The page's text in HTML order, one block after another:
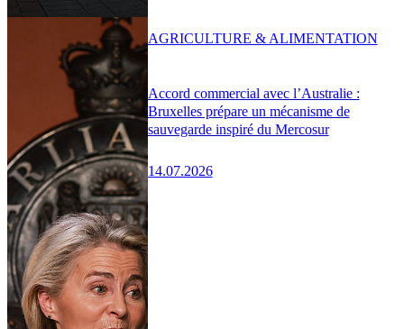
Accord commercial avec l’Australie :
Bruxelles prépare un mécanisme de
sauvegarde inspiré du Mercosur
14.07.2026
AGRICULTURE & ALIMENTATION